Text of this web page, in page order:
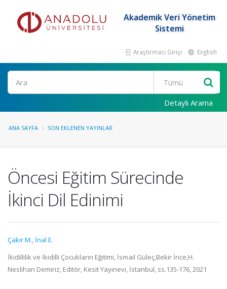
Akademik Veri Yönetim
Sistemi
Araştırmacı Girişi English
Ara
Detaylı Arama
ANA SAYFA SON EKLENEN YAYINLAR
Öncesi Eğitim Sürecinde
İkinci Dil Edinimi
Çakır M., İnal E.
İkidillilik ve İkidilli Çocukların Eğitimi, İsmail Güleç,Bekir İnce,H.
Neslihan Demiriz, Editör, Kesit Yayınevi, İstanbul, ss.135-176, 2021